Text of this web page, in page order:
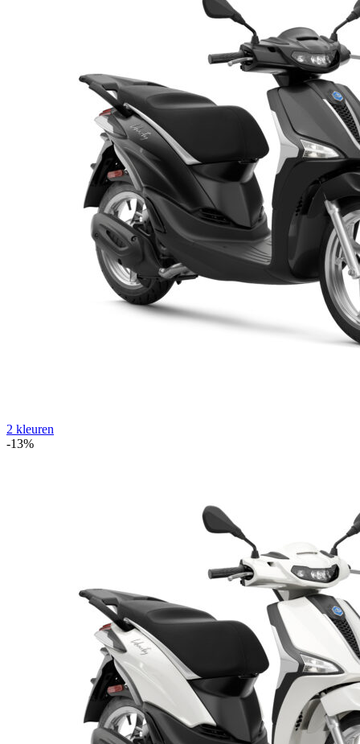
2 kleuren
-13%